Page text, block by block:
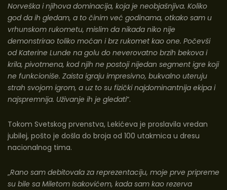
Norveška i njihova dominacija, koja je neobjašnjiva. Koliko
god da ih gledam, a to činim već godinama, otkako sam u
vrhunskom rukometu, mislim da nikada niko nije
demonstrirao toliko moćan i brz rukomet kao one. Počevši
od Katerine Lunde na golu do neverovatno brzih bekova i
krila, pivotmena, kod njih ne postoji nijedan segment igre koji
ne funkcioniše. Zaista igraju impresivno, bukvalno uteruju
strah svojom igrom, a uz to su fizički najdominantnija ekipa i
najspremnija. Uživanje ih je gledati“.
Tokom Svetskog prvenstva, Lekićeva je proslavila vredan
jubilej, pošto je došla do broja od 100 utakmica u dresu
nacionalnog tima.
„Rano sam debitovala za reprezentaciju, moje prve pripreme
su bile sa Miletom Isakovićem, kada sam kao rezerva